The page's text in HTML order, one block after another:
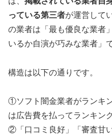
っている第三者が運営して
の業者は「最も優良な業者
いるか自演が巧みな業者」で
構造は以下の通りです。
①ソフト闇金業者がランキ
は広告費を払ってランキン
②「口コミ良好」「審査甘